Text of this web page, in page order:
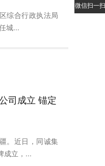
综合行政执法局
城...
司成立 锚定
。近日，同诚集
成立，...
微信扫一扫